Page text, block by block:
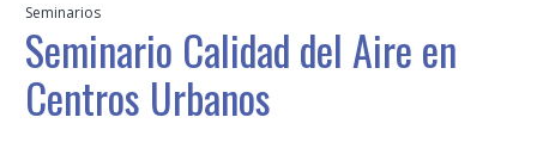
Seminarios
Seminario Calidad del Aire en
Centros Urbanos